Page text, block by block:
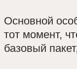
Основной
тот момент,
базовый